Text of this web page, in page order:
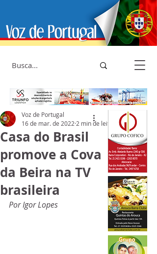
Casa do Brasil
promove a Cova
da Beira na TV
brasileira
Voz de Portugal
16 de mar. de 2022 2 min de leitura
Por Igor Lopes